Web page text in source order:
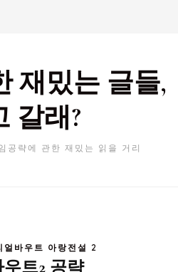
재밌는 글들,
갈래?
공략에 관한 재밌는 읽을 거리
얼바우트 아랑전설 2
트2 공략